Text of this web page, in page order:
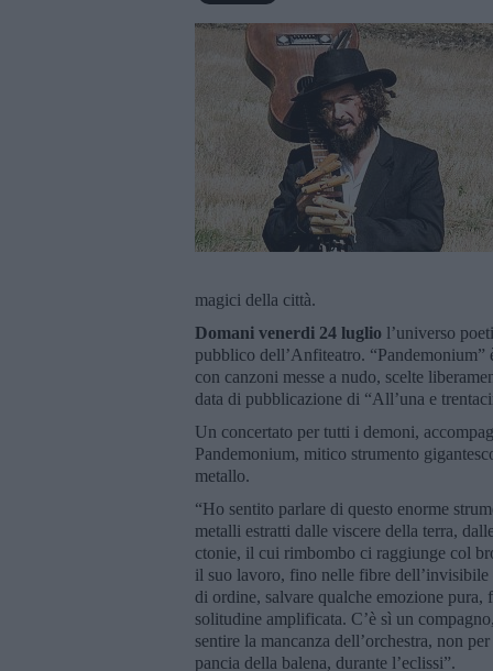
magici della città.
Domani venerdi 24 luglio l’universo
pubblico dell’Anfiteatro. “Pandemonium”
con canzoni messe a nudo, scelte
data di pubblicazione di “All’una e
Un concertato per tutti i demoni,
Pandemonium, mitico strumento
metallo.
“Ho sentito parlare di questo enorme
metalli estratti dalle viscere della terra,
ctonie, il cui rimbombo ci raggiunge col
il suo lavoro, fino nelle fibre dell’invisibile
di ordine, salvare qualche emozione
solitudine amplificata. C’è sì un
sentire la mancanza dell’orchestra, non
pancia della balena, durante l’eclissi”.